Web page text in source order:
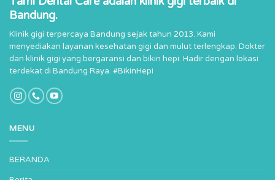
Bandung.
Klinik gigi terpercaya Bandung sejak tahun 2013. Kami
menyediakan layanan kesehatan gigi dan mulut terlengkap. Dokter
dan klinik gigi yang bergaransi dan bikin hepi. Hadir dengan lokasi
terdekat di Bandung Raya. #BikinHepi
MENU
BERANDA